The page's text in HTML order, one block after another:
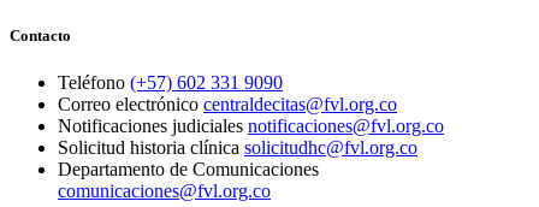
Contacto
Teléfono (+57) 602 331 9090
Correo electrónico centraldecitas@fvl.org.co
Notificaciones judiciales notificaciones@fvl.org.co
Solicitud historia clínica solicitudhc@fvl.org.co
Departamento de Comunicaciones
comunicaciones@fvl.org.co